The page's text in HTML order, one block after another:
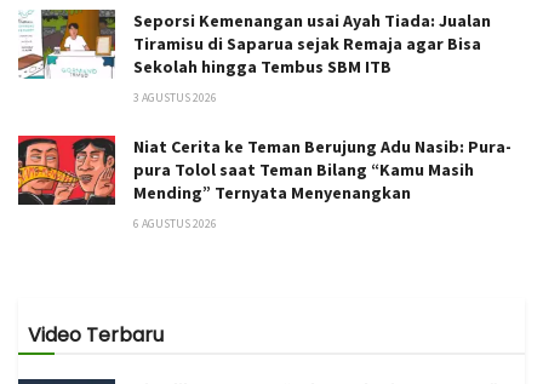
Seporsi Kemenangan usai Ayah Tiada: Jualan
Tiramisu di Saparua sejak Remaja agar Bisa
Sekolah hingga Tembus SBM ITB
3 AGUSTUS 2026
Niat Cerita ke Teman Berujung Adu Nasib: Pura-
pura Tolol saat Teman Bilang “Kamu Masih
Mending” Ternyata Menyenangkan
6 AGUSTUS 2026
Video Terbaru